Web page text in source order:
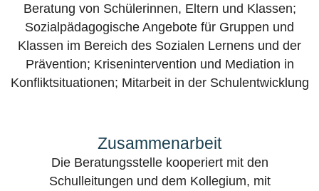
Beratung von Schülerinnen, Eltern und Klassen;
Sozialpädagogische Angebote für Gruppen und
Klassen im Bereich des Sozialen Lernens und der
Prävention; Krisenintervention und Mediation in
Konfliktsituationen; Mitarbeit in der Schulentwicklung
Zusammenarbeit
Die Beratungsstelle kooperiert mit den
Schulleitungen und dem Kollegium, mit